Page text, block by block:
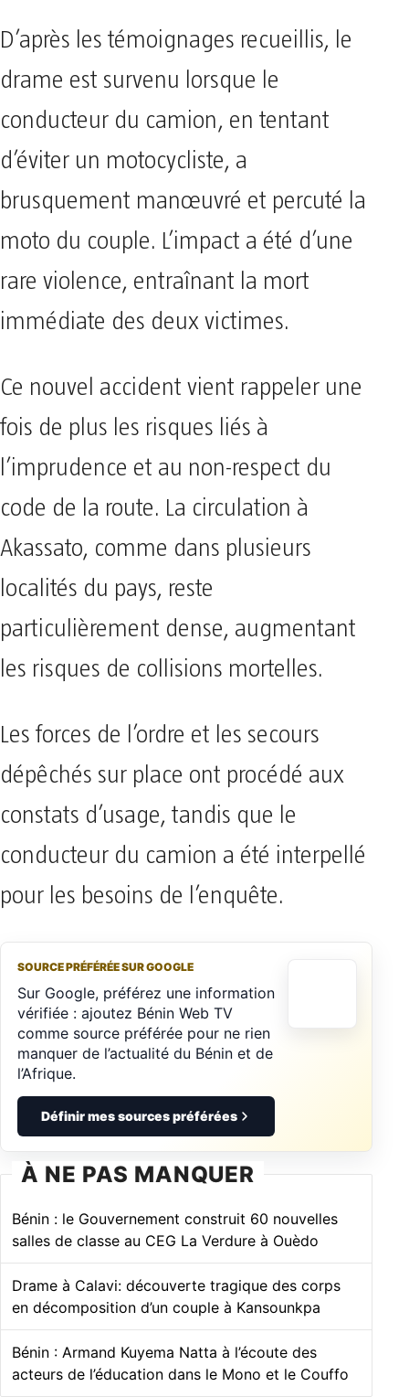
D’après les témoignages recueillis, le
drame est survenu lorsque le
conducteur du camion, en tentant
d’éviter un motocycliste, a
brusquement manœuvré et percuté la
moto du couple. L’impact a été d’une
rare violence, entraînant la mort
immédiate des deux victimes.
Ce nouvel accident vient rappeler une
fois de plus les risques liés à
l’imprudence et au non-respect du
code de la route. La circulation à
Akassato, comme dans plusieurs
localités du pays, reste
particulièrement dense, augmentant
les risques de collisions mortelles.
Les forces de l’ordre et les secours
dépêchés sur place ont procédé aux
constats d’usage, tandis que le
conducteur du camion a été interpellé
pour les besoins de l’enquête.
SOURCE PRÉFÉRÉE SUR GOOGLE
Sur Google, préférez une information
vérifiée : ajoutez Bénin Web TV
comme source préférée pour ne rien
manquer de l’actualité du Bénin et de
l’Afrique.
Définir mes sources préférées
À NE PAS MANQUER
Bénin : le Gouvernement construit 60 nouvelles
salles de classe au CEG La Verdure à Ouèdo
Drame à Calavi: découverte tragique des corps
en décomposition d’un couple à Kansounkpa
Bénin : Armand Kuyema Natta à l’écoute des
acteurs de l’éducation dans le Mono et le Couffo